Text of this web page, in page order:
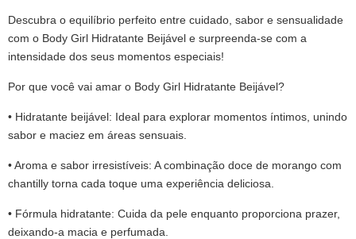
Descubra o equilíbrio perfeito entre cuidado, sabor e sensualidade
com o Body Girl Hidratante Beijável e surpreenda-se com a
intensidade dos seus momentos especiais!
Por que você vai amar o Body Girl Hidratante Beijável?
• Hidratante beijável: Ideal para explorar momentos íntimos, unindo
sabor e maciez em áreas sensuais.
• Aroma e sabor irresistíveis: A combinação doce de morango com
chantilly torna cada toque uma experiência deliciosa.
• Fórmula hidratante: Cuida da pele enquanto proporciona prazer,
deixando-a macia e perfumada.